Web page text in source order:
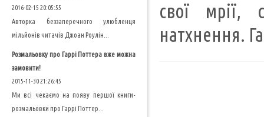
свої мрії,
натхнення.
2016-02-15 20:05:55
Авторка беззаперечного улюбленця
мільйонів читачів Джоан Роулін...
Розмальовку про Гаррі Поттера вже можна
замовити!
2015-11-30 21:26:45
Ми всі чекаємо на появу першої книги-
розмальовки про Гаррі Поттер...